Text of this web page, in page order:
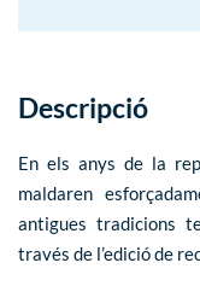
Descripció
En els anys de la
maldaren
antigues tradicions
través de l’edició de